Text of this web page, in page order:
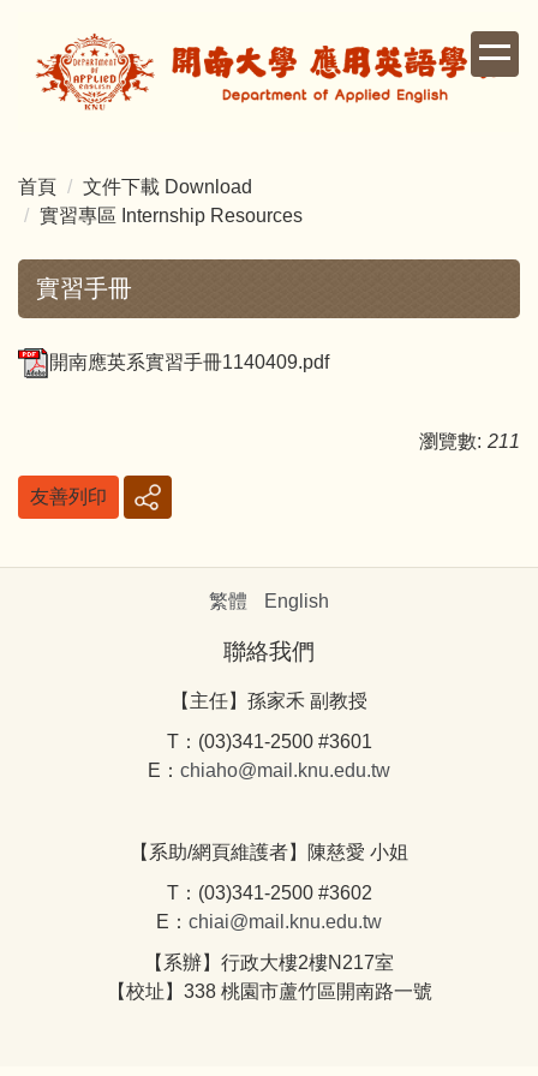
區
首頁
文件下載 Download
實習專區 Internship Resources
實習手冊
開南應英系實習手冊1140409.pdf
瀏覽數: 211
友善列印
繁體 English
聯絡我們
【主任】孫家禾 副教授
T：(03)341-2500 #3601
E： chiaho@mail.knu.edu.tw
【系助/網頁維護者】陳慈愛 小姐
T：(03)341-2500 #3602
E： chiai@mail.knu.edu.tw
【系辦】行政大樓2樓N217室
【校址】338 桃園市蘆竹區開南路一號